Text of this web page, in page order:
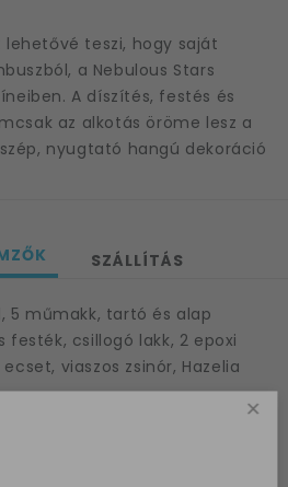
lehetővé teszi, hogy saját
a Nebulous Stars
A díszítés, festés és
az alkotás öröme lesz a
nyugtató hangú dekoráció
SZÁLLÍTÁS
5 műmakk, tartó és alap
festék, csillogó lakk, 2 epoxi
viaszos zsinór, Hazelia
×